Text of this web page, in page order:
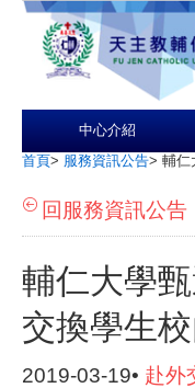
中心介紹
首頁> 服務資訊公告> 輔仁
回服務資訊公告
輔仁大學
交換學生
2019-03-19• 赴外